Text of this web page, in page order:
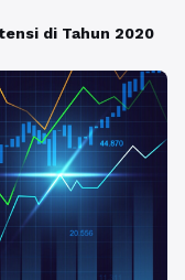
di Tahun 2020